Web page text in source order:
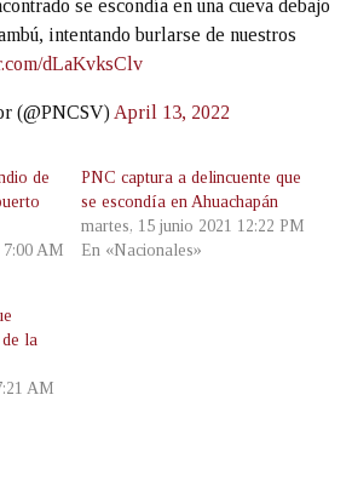
se escondía en una cueva debajo
intentando burlarse de nuestros
dLaKvksClv
(@PNCSV) April 13, 2022
de
AM
PNC captura a delincuente que
se escondía en Ahuachapán
martes, 15 junio 2021 12:22 PM
En «Nacionales»
la
AM